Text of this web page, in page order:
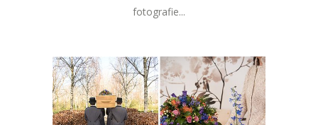
fotografie...